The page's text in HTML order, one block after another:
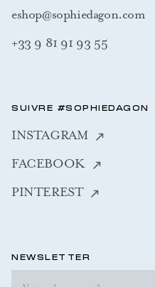
eshop@sophiedagon.com
+33 9 81 91 93 55
SUIVRE #SOPHIEDAGON
INSTAGRAM
FACEBOOK
PINTEREST
NEWSLETTER